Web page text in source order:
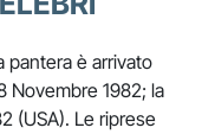
pantera è arrivato
Novembre 1982; la
(USA). Le riprese